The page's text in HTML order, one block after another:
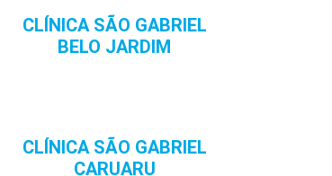
CLÍNICA SÃO GABRIEL
BELO JARDIM
CLÍNICA SÃO GABRIEL
CARUARU